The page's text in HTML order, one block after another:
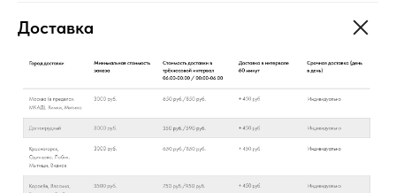
Доставка